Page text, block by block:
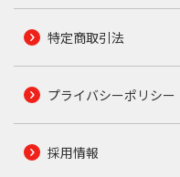
特定商取引法
プライバシーポリシー
採用情報